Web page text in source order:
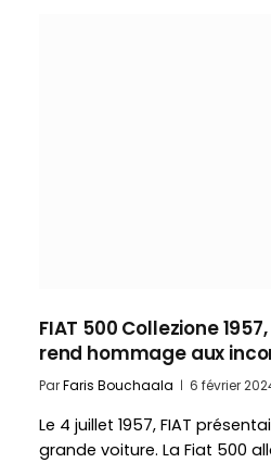
FIAT 500 Collezione
rend hommage aux
ParFaris Bouchaala 6 février
Le 4 juillet 1957, FIAT
grande voiture. La Fiat 500